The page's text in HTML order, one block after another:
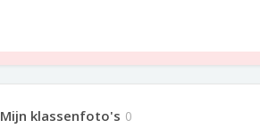
Mijn klassenfoto's 0